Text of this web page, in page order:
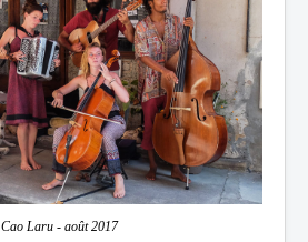
Cao Laru - août 2017